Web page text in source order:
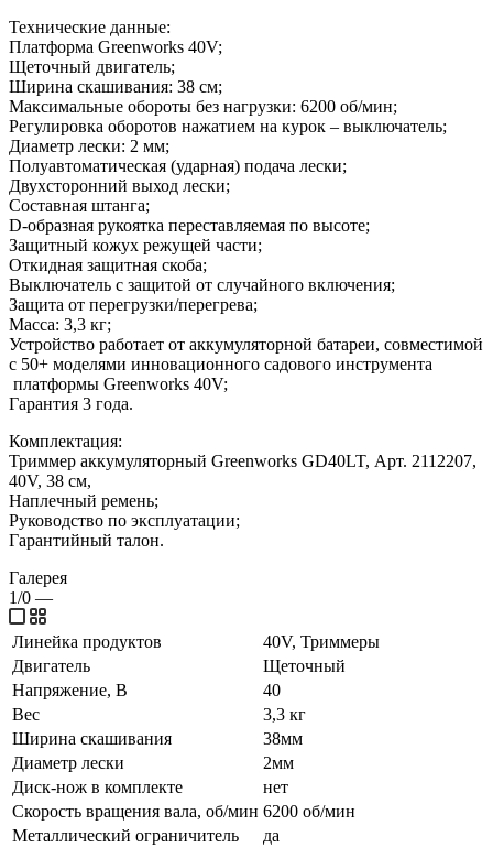
Технические данные:
Платформа Greenworks 40V;
Щеточный двигатель;
Ширина скашивания: 38 см;
Максимальные обороты без нагрузки: 6200 об/мин;
Регулировка оборотов нажатием на курок – выключатель;
Диаметр лески: 2 мм;
Полуавтоматическая (ударная) подача лески;
Двухсторонний выход лески;
Составная штанга;
D-образная рукоятка переставляемая по высоте;
Защитный кожух режущей части;
Откидная защитная скоба;
Выключатель с защитой от случайного включения;
Защита от перегрузки/перегрева;
Масса: 3,3 кг;
Устройство работает от аккумуляторной батареи, совместимой
с 50+ моделями инновационного садового инструмента
платформы Greenworks 40V;
Гарантия 3 года.
Комплектация:
Триммер аккумуляторный Greenworks GD40LT, Арт. 2112207,
40V, 38 см,
Наплечный ремень;
Руководство по эксплуатации;
Гарантийный талон.
Галерея
1/0 —
Линейка продуктов
40V, Триммеры
Двигатель
Щеточный
Напряжение, В
40
Вес
3,3 кг
Ширина скашивания
38мм
Диаметр лески
2мм
Диск-нож в комплекте
нет
Скорость вращения вала, об/мин 6200 об/мин
Металлический ограничитель
да